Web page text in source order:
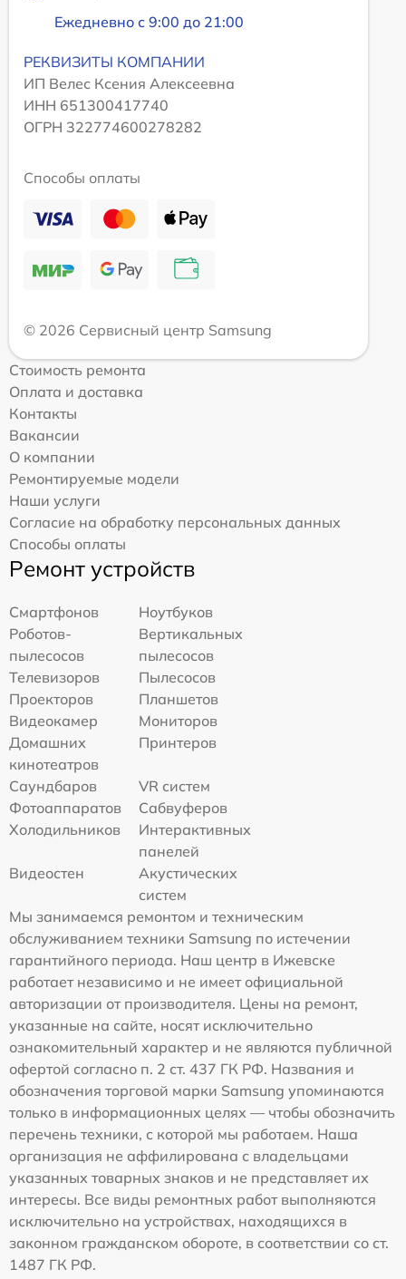
Ежедневно с 9:00 до 21:00
РЕКВИЗИТЫ КОМПАНИИ
ИП Велес Ксения Алексеевна
ИНН 651300417740
ОГРН 322774600278282
Способы оплаты
© 2026 Сервисный центр Samsung
Стоимость ремонта
Оплата и доставка
Контакты
Вакансии
О компании
Ремонтируемые модели
Наши услуги
Согласие на обработку персональных данных
Способы оплаты
Ремонт устройств
Смартфонов
Ноутбуков
Роботов-
пылесосов
Вертикальных
пылесосов
Телевизоров
Пылесосов
Проекторов
Планшетов
Видеокамер
Мониторов
Домашних
кинотеатров
Принтеров
Саундбаров
VR систем
Фотоаппаратов
Сабвуферов
Холодильников
Интерактивных
панелей
Видеостен
Акустических
систем
Мы занимаемся ремонтом и техническим
обслуживанием техники Samsung по истечении
гарантийного периода. Наш центр в Ижевске
работает независимо и не имеет официальной
авторизации от производителя. Цены на ремонт,
указанные на сайте, носят исключительно
ознакомительный характер и не являются публичной
офертой согласно п. 2 ст. 437 ГК РФ. Названия и
обозначения торговой марки Samsung упоминаются
только в информационных целях — чтобы обозначить
перечень техники, с которой мы работаем. Наша
организация не аффилирована с владельцами
указанных товарных знаков и не представляет их
интересы. Все виды ремонтных работ выполняются
исключительно на устройствах, находящихся в
законном гражданском обороте, в соответствии со ст.
1487 ГК РФ.